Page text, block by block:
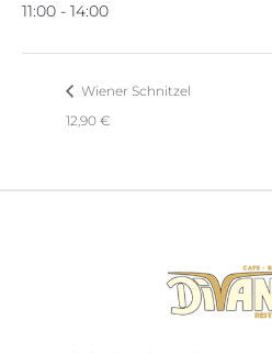
11:00 - 14:00
Wiener Schnitzel
12,90 €